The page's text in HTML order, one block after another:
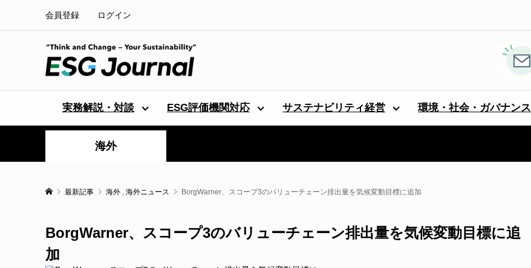
会員登録 ログイン
実務解説・対談 ESG評価機関対応 サステナビリティ経営 環境・社会・ガバナンス
海外
最新記事 海外 , 海外ニュース BorgWarner、スコープ3のバリューチェーン排出量を気候変動目標に追加
BorgWarner、スコープ3のバリューチェーン排出量を気候変動目標に追
加